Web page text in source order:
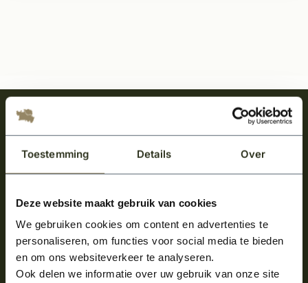
Toestemming Details Over
Deze website maakt gebruik van cookies
We gebruiken cookies om content en advertenties te
personaliseren, om functies voor social media te bieden
en om ons websiteverkeer te analyseren.
Ook delen we informatie over uw gebruik van onze site
Meld je aan en ontvang het laatste nieuws
over onze kempische bouwstijl!
Aanmelden voor de nieuwsbrief